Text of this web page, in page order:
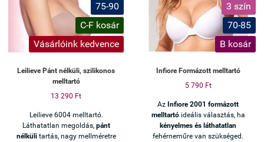
75-90
C-F kosár
Vásárlóink kedvence
Leilieve Pánt nélküli, szilikonos
melltartó
13 290 Ft
Leilieve 6004 melltartó.
Láthatatlan megoldás, pánt
nélkülitartás, nagy mellméretre
3 szín
70-85
B kosár
Infiore Formázott melltartó
5 790 Ft
Az Infiore 2001 formázott
melltartóideális választás, ha
kényelmes és láthatatlan
fehérneműre van szükséged.